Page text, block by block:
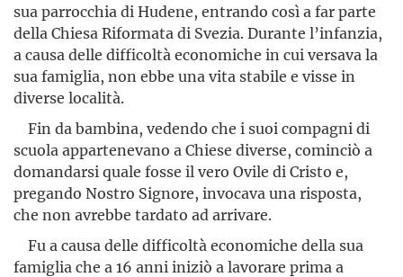
sua parrocchia di Hudene, entran­do così a far parte
della Chiesa Riformata di Svezia. Durante l’infan­zia,
a causa delle difficoltà economiche in cui versava la
sua fami­glia, non ebbe una vita stabile e visse in
diverse località.
Fin da bambina, vedendo che i suoi compagni di
scuola ap­parte­nevano a Chiese diverse, cominciò a
domandarsi quale fosse il vero Ovile di Cristo e,
pregando Nostro Signore, invocava una risposta,
che non avrebbe tardato ad arrivare.
Fu a causa delle difficoltà economiche della sua
famiglia che a 16 anni iniziò a lavorare prima a